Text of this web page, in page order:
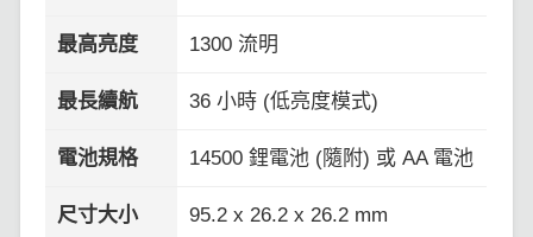
最高亮度 1300 流明
最長續航 36 小時 (低亮度模式)
電池規格 14500 鋰電池 (隨附) 或 AA 電池
尺寸大小 95.2 x 26.2 x 26.2 mm